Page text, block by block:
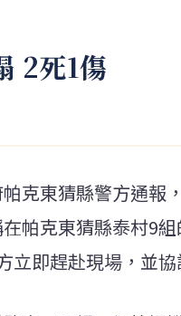
2死1傷
帕克東猜縣警方通報
帕克東猜縣泰村9
立即趕赴現場，並